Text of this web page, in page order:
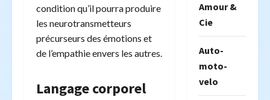
condition qu’il pourra produire
les neurotransmetteurs
précurseurs des émotions et
de l’empathie envers les autres.
Langage corporel
Amour &
Cie
Auto-
moto-
velo